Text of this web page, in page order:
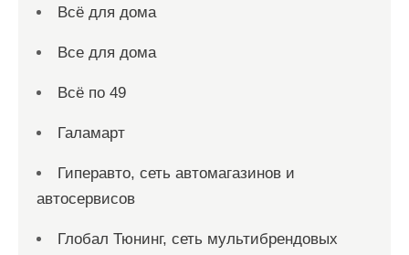
Всё для дома
Все для дома
Всё по 49
Галамарт
Гиперавто, сеть автомагазинов и
автосервисов
Глобал Тюнинг, сеть мультибрендовых